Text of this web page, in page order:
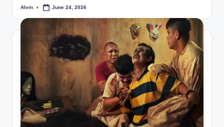
Posted
Alvin June 24, 2026